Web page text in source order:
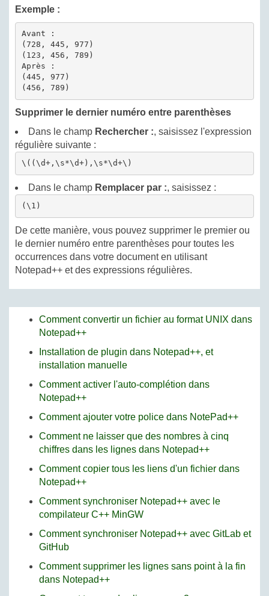
Exemple :
Avant :
(728, 445, 977)
(123, 456, 789)
Après :
(445, 977)
(456, 789)
Supprimer le dernier numéro entre parenthèses
Dans le champ Rechercher :, saisissez l'expression
régulière suivante :
\((\d+,\s*\d+),\s*\d+\)
Dans le champ Remplacer par :, saisissez :
(\1)
De cette manière, vous pouvez supprimer le premier ou
le dernier numéro entre parenthèses pour toutes les
occurrences dans votre document en utilisant
Notepad++ et des expressions régulières.
Comment convertir un fichier au format UNIX dans
Notepad++
Installation de plugin dans Notepad++, et
installation manuelle
Comment activer l'auto-complétion dans
Notepad++
Comment ajouter votre police dans NotePad++
Comment ne laisser que des nombres à cinq
chiffres dans les lignes dans Notepad++
Comment copier tous les liens d'un fichier dans
Notepad++
Comment synchroniser Notepad++ avec le
compilateur C++ MinGW
Comment synchroniser Notepad++ avec GitLab et
GitHub
Comment supprimer les lignes sans point à la fin
dans Notepad++